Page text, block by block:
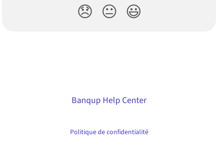
😞 😐 😃
Banqup Help Center
Politique de confidentialité